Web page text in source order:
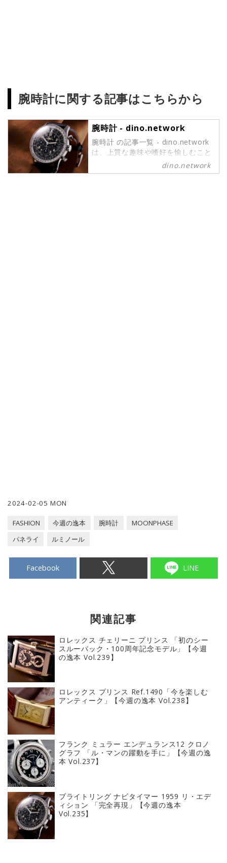
腕時計に関する記事はこちらから
腕時計 - dino.network
腕時計 の記事一覧 - dino.network
は、上質な趣味や嗜好を愉しむこと
ができるパワーピープルのために、
2019年8月1日に創刊されたライフ
dino.network
2024-02-05 MON
FASHION 今週の逸本 腕時計
MOONPHASE
パネライ
ルミノール
Facebook LINE
関連記事
ロレックス チェリーニ プリンス 「初のシー
スルーバック・100周年記念モデル」【今週
の逸本 Vol.239】
ロレックス プリンス Ref.1490「今を楽しむ
アンティーク」【今週の逸本 Vol.238】
フランク ミュラー エンデュランス12 クロノ
グラフ 「ル・マンの躍動を手に」【今週の逸
本 Vol.237】
ブライトリング ナビタイマー 1959 リ・エデ
ィション 「完全再現」【今週の逸本
Vol.235】